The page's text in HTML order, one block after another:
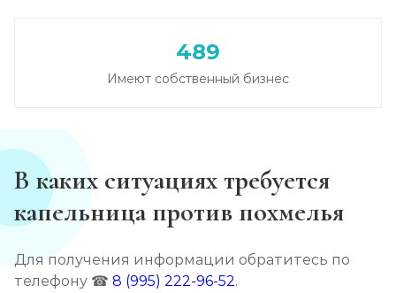
Кодирование Аквилонгом
Кодирование Алгоминалом
от 3 500 ₽ Записаться
от 4 500 ₽
489
Имеют собственный бизнес
В каких ситуациях требуется
капельница против похмелья
Для получения информации обратитесь по
телефону ☎ 8 (995) 222-96-52.